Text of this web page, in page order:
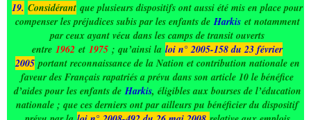
19. Considérant que plusieurs dispositifs ont aussi été mis en place pour
compenser les préjudices subis par les enfants deHarkis et notamment
par ceux ayant vécu dans les camps de transit ouverts
entre 1962 et 1975 ; qu’ainsi la loi n° 2005-158 du 23 février
2005portant reconnaissance de la Nation et contribution nationale en
faveur des Français rapatriés a prévu dans son article 10 le bénéfice
d’aides pour les enfants deHarkis, éligibles aux bourses de l’éducation
nationale ; que ces derniers ont par ailleurs pu bénéficier du dispositif